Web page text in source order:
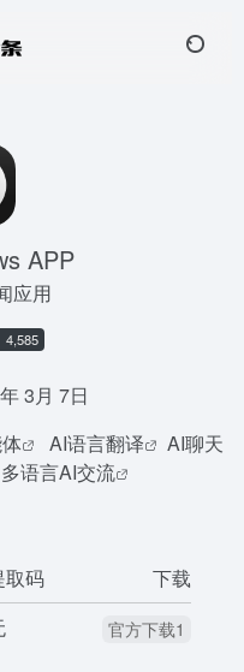
APP
应用
4,585
3月 7日
AI语言翻译
AI聊天
多语言AI交流
取码
下载
官方下载1